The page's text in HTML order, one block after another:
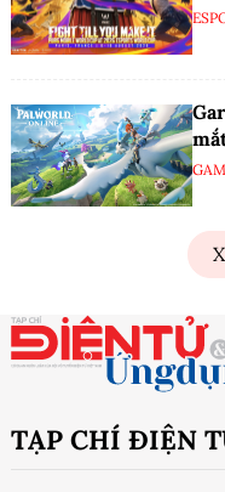
TẠP CHÍ ĐIỆN